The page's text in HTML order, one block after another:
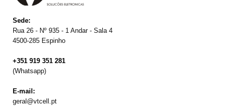
Sede:
Rua 26 - Nº 935 - 1 Andar - Sala 4
4500-285 Espinho
+351 919 351 281
(Whatsapp)
E-mail:
geral@vtcell.pt